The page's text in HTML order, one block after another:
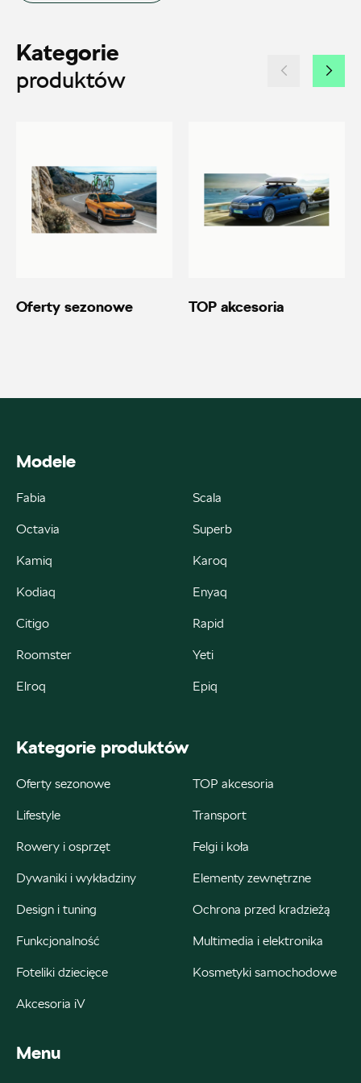
Kategorie
produktów
Oferty sezonowe TOP akcesoria
+48 422 144 586
czesci.brzezinska@zimny.com.pl
Auto Bączek
ul. Gumniska 36a, Tarnów
+48 146 274 566
ul. Krakowska 33, Wieliczka
Auto Śliwka
magazyn.katowice@autosliwka.pl
Auto Śliwka
ul. 3 Maja 60, Sosnowiec
+48 326 303 149
magazyn.sosnowiec@autosliwka.pl
Auto Śliwka
Modele
Fabia Scala
Octavia Superb
Kamiq Karoq
Kodiaq Enyaq
Citigo Rapid
Roomster Yeti
Elroq Epiq
Kategorie produktów
Oferty sezonowe TOP akcesoria
Lifestyle Transport
Rowery i osprzęt Felgi i koła
Dywaniki i wykładziny Elementy zewnętrzne
Design i tuning Ochrona przed kradzieżą
Funkcjonalność Multimedia i elektronika
Foteliki dziecięce Kosmetyki samochodowe
Akcesoria iV
Menu